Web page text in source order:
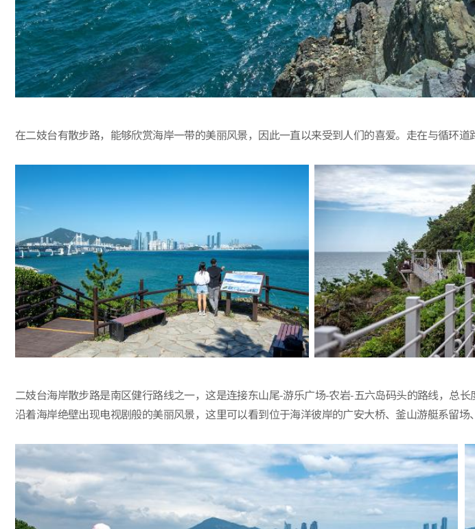
在二妓台有散步路，能够欣赏海岸一带的美丽风景，因此一直以来受到人们的喜爱。走在与循环
二妓台海岸散步路是南区健行路线之一，这是连接东山尾-游乐广场-农岩-五六岛码头的路线，总
沿着海岸绝壁出现电视剧般的美丽风景，这里可以看到位于海洋彼岸的广安大桥、釜山游艇系留场